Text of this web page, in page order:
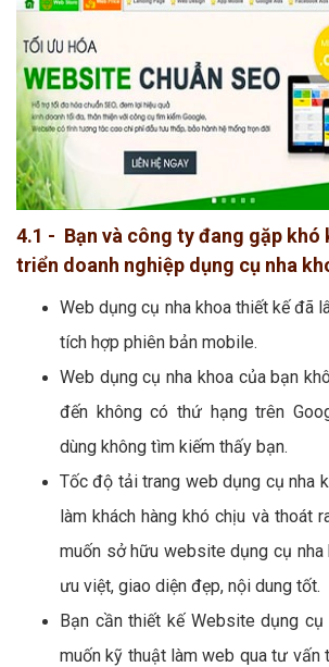
4.1 - Bạn và công ty đang gặp khó
triển doanh nghiệp dụng cụ nha
Web dụng cụ nha khoa thiết kế đã
tích hợp phiên bản mobile.
Web dụng cụ nha khoa của bạn
đến không có thứ hạng trên
dùng không tìm kiếm thấy bạn.
Tốc độ tải trang web dụng cụ nha
làm khách hàng khó chịu và thoát
muốn sở hữu website dụng cụ nha
ưu việt, giao diện đẹp, nội dung tốt.
Bạn cần thiết kế Website dụng cụ
muốn kỹ thuật làm web qua tư vấn